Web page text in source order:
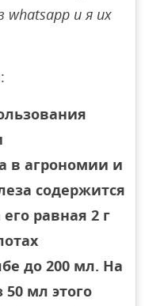
и я их
:
в агрономии и
содержится
равная 2 г
до 200 мл. На
мл этого